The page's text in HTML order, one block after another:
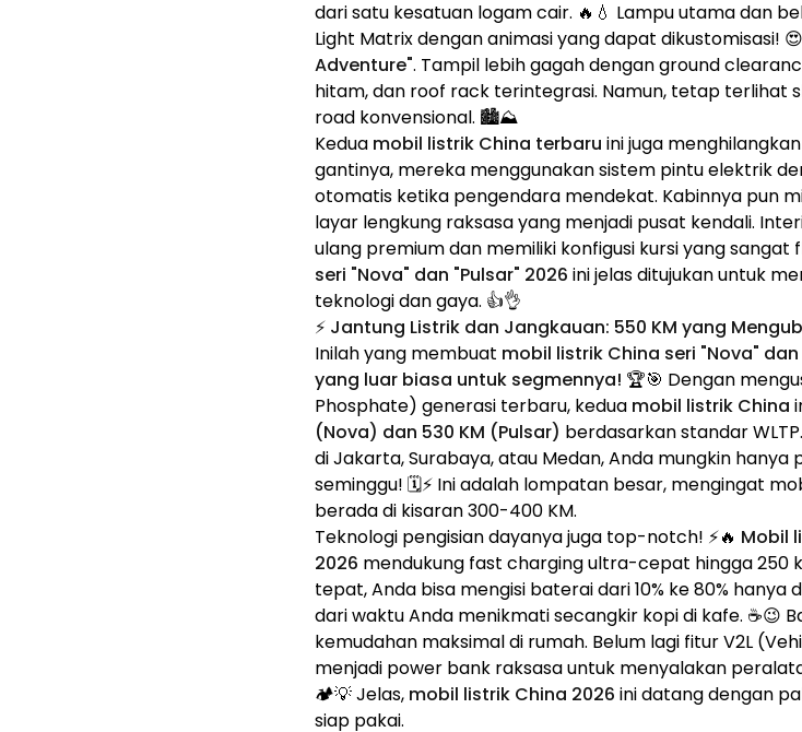
dari satu kesatuan logam cair. 🔥💧 Lampu utama dan
Light Matrix dengan animasi yang dapat dikustomisasi!
Adventure". Tampil lebih gagah dengan ground
hitam, dan roof rack terintegrasi. Namun, tetap terlihat
road konvensional. 🏙️⛰️
Kedua mobil listrik China terbaru ini juga
gantinya, mereka menggunakan sistem pintu elektrik
otomatis ketika pengendara mendekat. Kabinnya pun
layar lengkung raksasa yang menjadi pusat kendali.
ulang premium dan memiliki konfigusi kursi yang sangat
seri "Nova" dan "Pulsar" 2026 ini jelas ditujukan untuk
teknologi dan gaya. 👍👌
⚡ Jantung Listrik dan Jangkauan: 550 KM yang
Inilah yang membuat mobil listrik China seri "Nova" dan
yang luar biasa untuk segmennya! 🏆🎯 Dengan
Phosphate) generasi terbaru, kedua mobil listrik China
(Nova) dan 530 KM (Pulsar) berdasarkan standar
di Jakarta, Surabaya, atau Medan, Anda mungkin hanya
seminggu! 🗓️⚡ Ini adalah lompatan besar, mengingat
berada di kisaran 300-400 KM.
Teknologi pengisian dayanya juga top-notch! ⚡🔥 Mobil
2026 mendukung fast charging ultra-cepat hingga 250
tepat, Anda bisa mengisi baterai dari 10% ke 80% hanya
dari waktu Anda menikmati secangkir kopi di kafe. ☕😉
kemudahan maksimal di rumah. Belum lagi fitur V2L
menjadi power bank raksasa untuk menyalakan
🏕️💡 Jelas, mobil listrik China 2026 ini datang dengan
siap pakai.